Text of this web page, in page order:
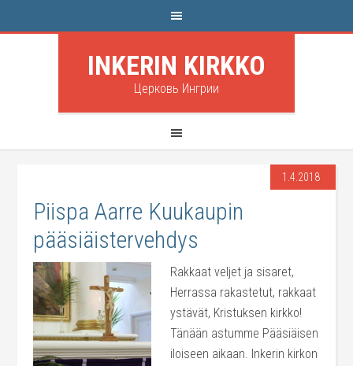
INKERIN KIRKKO
Церковь Ингрии
1.4.2018
Piispa Aarre Kuukaupin
pääsiäistervehdys
Rakkaat veljet ja sisaret,
Herrassa rakastetut, rakkaat
ystävät, Kristuksen kirkko!
Tänään astumme Pääsiäisen
iloiseen aikaan. Inkerin kirkon